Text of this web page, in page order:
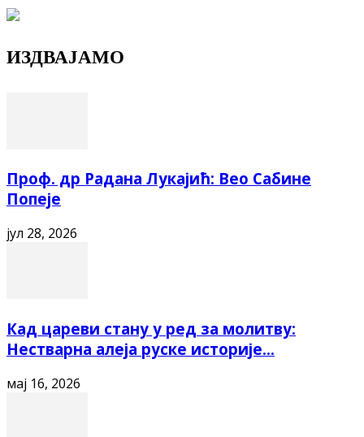
ИЗДВАЈАМО
Проф. др Радана Лукајић: Вео Сабине
Попеје
јул 28, 2026
Кад цареви стану у ред за молитву:
Нестварна алеја руске историје...
мај 16, 2026